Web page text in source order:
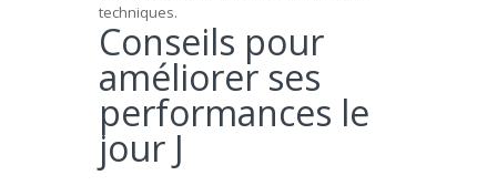
techniques.
Conseils pour
améliorer ses
performances le
jour J